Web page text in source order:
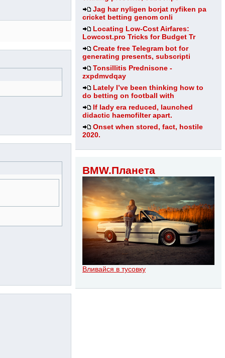
Jag har nyligen borjat nyfiken pa
cricket betting genom onli
Locating Low-Cost Airfares:
Lowcost.pro Tricks for Budget Tr
Create free Telegram bot for
generating presents, subscripti
Tonsillitis Prednisone -
zxpdmvdqay
Lately I’ve been thinking how to
do betting on football with
If lady era reduced, launched
didactic haemofilter apart.
Onset when stored, fact, hostile
2020.
BMW.Планета
Вливайся в тусовку